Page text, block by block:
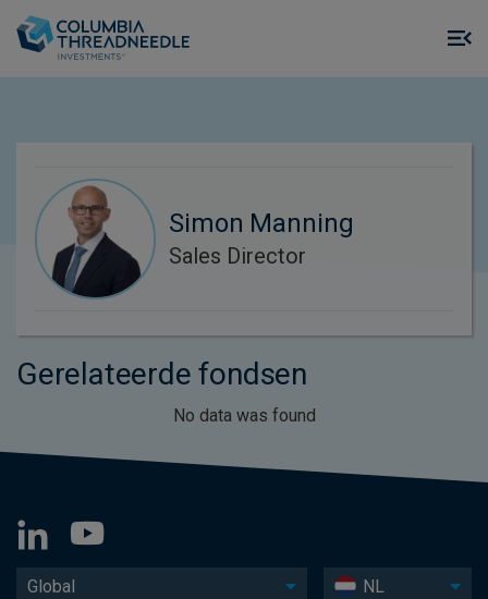
Simon Manning
Sales Director
Gerelateerde fondsen
No data was found
Global NL